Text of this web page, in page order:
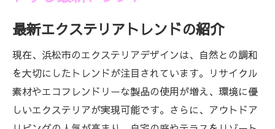
最新エクステリアトレンドの紹介
現在、浜松市のエクステリアデザインは、自然との調和
を大切にしたトレンドが注目されています。リサイクル
素材やエコフレンドリーな製品の使用が増え、環境に優
しいエクステリアが実現可能です。さらに、アウトドア